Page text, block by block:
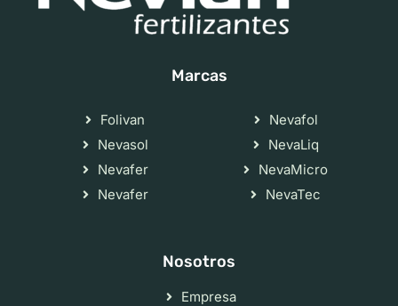
Marcas
Folivan
Nevasol
Nevafer
Nevafer
Nevafol
NevaLiq
NevaMicro
NevaTec
Nosotros
Empresa